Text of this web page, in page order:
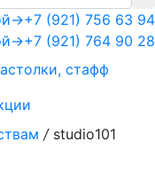
+7 (921) 756 63 94
+7 (921) 764 90 28
→
→
стафф
/ studio101